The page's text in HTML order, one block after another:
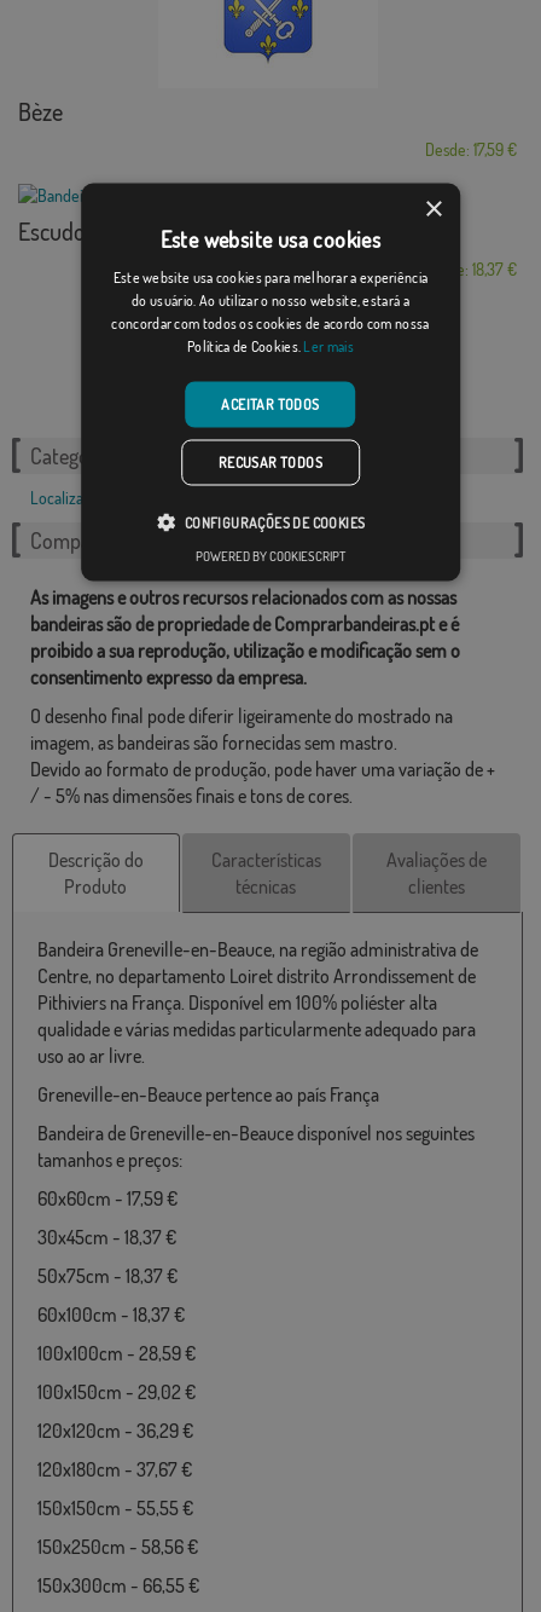
Bèze
Desde: 17,59 €
Escudo Banos de la...
Desde: 18,37 €
Categorias relacionadas:
Localizações
Compartilhe esta bandeira
As imagens e outros recursos relacionados com as nossas
bandeiras são de propriedade de Comprarbandeiras.pt e é
proibido a sua reprodução, utilização e modificação sem o
consentimento expresso da empresa.
O desenho final pode diferir ligeiramente do mostrado na
imagem, as bandeiras são fornecidas sem mastro.
Devido ao formato de produção, pode haver uma variação de +
/ - 5% nas dimensões finais e tons de cores.
Descrição do
Produto
Características
técnicas
Avaliações de
clientes
Bandeira Greneville-en-Beauce, na região administrativa de
Centre, no departamento Loiret distrito Arrondissement de
Pithiviers na França. Disponível em 100% poliéster alta
qualidade e várias medidas particularmente adequado para
uso ao ar livre.
Greneville-en-Beauce pertence ao país França
Bandeira de Greneville-en-Beauce disponível nos seguintes
tamanhos e preços:
60x60cm - 17,59 €
30x45cm - 18,37 €
50x75cm - 18,37 €
60x100cm - 18,37 €
100x100cm - 28,59 €
100x150cm - 29,02 €
120x120cm - 36,29 €
120x180cm - 37,67 €
150x150cm - 55,55 €
150x250cm - 58,56 €
150x300cm - 66,55 €
×
Este website usa cookies
Este website usa cookies para melhorar a experiência
do usuário. Ao utilizar o nosso website, estará a
concordar com todos os cookies de acordo com nossa
Política de Cookies. Ler mais
ACEITAR TODOS
RECUSAR TODOS
CONFIGURAÇÕES DE COOKIES
POWERED BY COOKIESCRIPT